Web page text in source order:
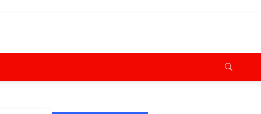
ki Taaja Khabar, Haryana Crime News Today, Weather
Haryana Porotet Update, Haryana Police Fir, Haryana
News,